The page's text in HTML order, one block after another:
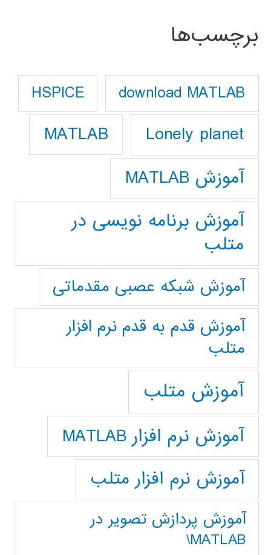
برچسب‌ها
download MATLAB
HSPICE
Lonely planet
MATLAB
آموزش MATLAB
آموزش برنامه نویسی در
متلب
آموزش شبکه عصبی مقدماتی
آموزش قدم به قدم نرم افزار
متلب
آموزش متلب
آموزش نرم افزار MATLAB
آموزش نرم افزار متلب
آموزش پردازش تصوير در
MATLAB\